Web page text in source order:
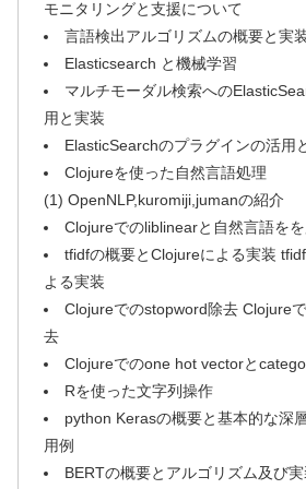
モニタリングと支援について
言語検出アルゴリズムの概要と実
Elasticsearch と機械学習
マルチモーダル検索への
用と実装
ElasticSearchのプラグインの活用
Clojureを使った自然言語処理
(1) OpenNLP,kuromiji,jumanの紹介
Clojureでのliblinearと自然言語を
tfidfの概要とClojureによる実装
よる実装
Clojureでのstopword除去 Clojure
去
Clojureでのone hot vectorと
Rを使った文字列操作
python Kerasの概要と基本的な深
用例
BERTの概要とアルゴリズム及び